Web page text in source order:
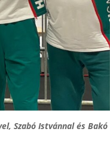
Szabó Istvánnal és Bakó